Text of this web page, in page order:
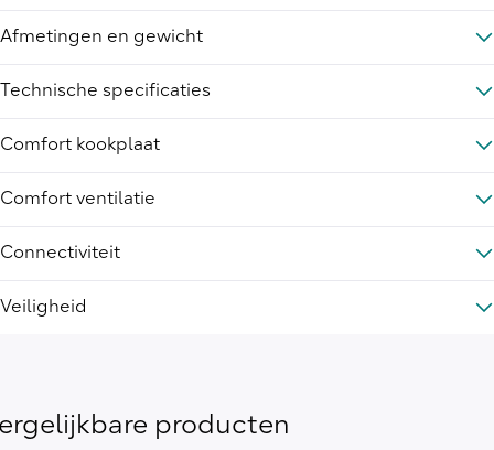
Afmetingen en gewicht
Technische specificaties
Comfort kookplaat
Comfort ventilatie
Connectiviteit
Veiligheid
producten